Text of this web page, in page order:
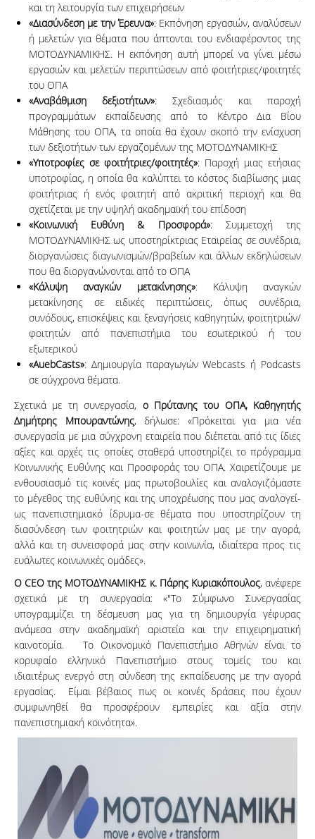
και τη λειτουργία των επιχειρήσεων
«Διασύνδεση με την Έρευνα»: Εκπόνηση εργασιών, αναλύσεων
ή μελετών για θέματα που άπτονται του ενδιαφέροντος της
ΜΟΤΟΔΥΝΑΜΙΚΗΣ. Η εκπόνηση αυτή μπορεί να γίνει μέσω
εργασιών και μελετών περιπτώσεων από φοιτήτριες/φοιτητές
του ΟΠΑ
«Αναβάθμιση δεξιοτήτων»: Σχεδιασμός και παροχή
προγραμμάτων εκπαίδευσης από το Κέντρο Δια Βίου
Μάθησης του ΟΠΑ, τα οποία θα έχουν σκοπό την ενίσχυση
των δεξιοτήτων των εργαζομένων της ΜΟΤΟΔΥΝΑΜΙΚΗΣ
«Υποτροφίες σε φοιτήτριες/φοιτητές»: Παροχή μιας ετήσιας
υποτροφίας, η οποία θα καλύπτει το κόστος διαβίωσης μιας
φοιτήτριας ή ενός φοιτητή από ακριτική περιοχή και θα
σχετίζεται με την υψηλή ακαδημαϊκή του επίδοση
«Κοινωνική Ευθύνη & Προσφορά»: Συμμετοχή της
ΜΟΤΟΔΥΝΑΜΙΚΗΣ ως υποστηρίκτριας Εταιρείας σε συνέδρια,
διοργανώσεις διαγωνισμών/βραβείων και άλλων εκδηλώσεων
που θα διοργανώνονται από το ΟΠΑ
«Κάλυψη αναγκών μετακίνησης»: Κάλυψη αναγκών
μετακίνησης σε ειδικές περιπτώσεις, όπως συνέδρια,
συνόδους, επισκέψεις και ξεναγήσεις καθηγητών, φοιτητριών/
φοιτητών από πανεπιστήμια του εσωτερικού ή του
εξωτερικού
«AuebCasts»: Δημιουργία παραγωγών Webcasts ή Podcasts
σε σύγχρονα θέματα.
Σχετικά με τη συνεργασία, ο Πρύτανης του ΟΠΑ, Καθηγητής
Δημήτρης Μπουραντώνης, δήλωσε: «Πρόκειται για μια νέα
συνεργασία με μια σύγχρονη εταιρεία που διέπεται από τις ίδιες
αξίες και αρχές τις οποίες σταθερά υποστηρίζει το πρόγραμμα
Κοινωνικής Ευθύνης και Προσφοράς του ΟΠΑ. Χαιρετίζουμε με
ενθουσιασμό τις κοινές μας πρωτοβουλίες και αναλογιζόμαστε
το μέγεθος της ευθύνης και της υποχρέωσης που μας αναλογεί-
ως πανεπιστημιακό ίδρυμα-σε θέματα που υποστηρίζουν τη
διασύνδεση των φοιτητριών και φοιτητών μας με την αγορά,
αλλά και τη συνεισφορά μας στην κοινωνία, ιδιαίτερα προς τις
ευάλωτες κοινωνικές ομάδες».
Ο CEO της ΜΟΤΟΔΥΝΑΜΙΚΗΣ κ. Πάρης Κυριακόπουλος, ανέφερε
σχετικά με τη συνεργασία: «"To Σύμφωνο Συνεργασίας
υπογραμμίζει τη δέσμευση μας για τη δημιουργία γέφυρας
ανάμεσα στην ακαδημαϊκή αριστεία και την επιχειρηματική
καινοτομία. Το Οικονομικό Πανεπιστήμιο Αθηνών είναι το
κορυφαίο ελληνικό Πανεπιστήμιο στους τομείς του και
ιδιαιτέρως ενεργό στη σύνδεση της εκπαίδευσης με την αγορά
εργασίας. Είμαι βέβαιος πως οι κοινές δράσεις που έχουν
συμφωνηθεί θα προσφέρουν εμπειρίες και αξία στην
πανεπιστημιακή κοινότητα».